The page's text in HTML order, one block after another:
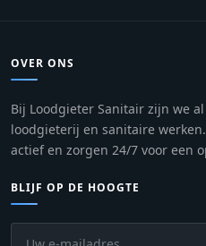
OVER ONS
Bij Loodgieter Sanitair zijn we
loodgieterij en sanitaire
actief en zorgen 24/7 voor een
BLIJF OP DE HOOGTE